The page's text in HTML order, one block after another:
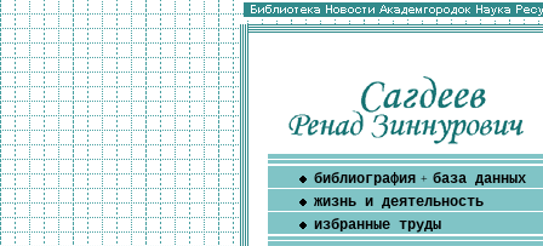
библиография + база данных
жизнь и деятельность
избранные труды